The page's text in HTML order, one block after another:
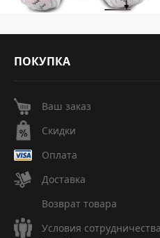
ПОКУПКА
Ваш заказ
Скидки
Оплата
Доставка
Возврат товара
Условия сотрудничества